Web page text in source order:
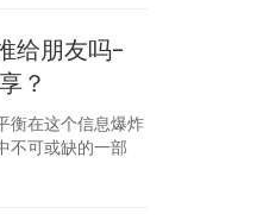
给朋友吗-
？
衡在这个信息爆炸
不可或缺的一部